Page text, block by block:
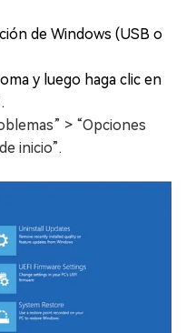
de Windows (USB o
y luego haga clic en
> “Opciones
inicio”.